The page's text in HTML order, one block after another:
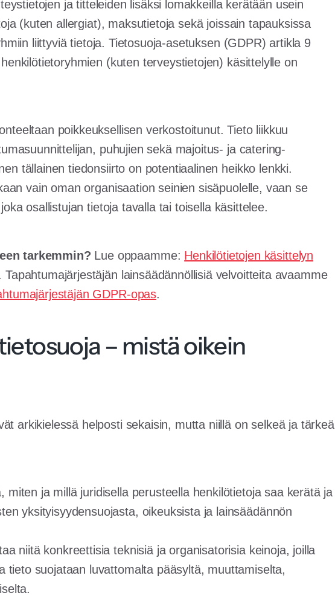
ja titteleiden lisäksi lomakkeilla kerätään usein
(kuten allergiat), maksutietoja sekä joissain tapauksissa
liittyviä tietoja. Tietosuoja-asetuksen (GDPR) artikla 9
(kuten terveystietojen) käsittelylle on
poikkeuksellisen verkostoitunut. Tieto liikkuu
puhujien sekä majoitus- ja catering-
tällainen tiedonsiirto on potentiaalinen heikko lenkki.
vain oman organisaation seinien sisäpuolelle, vaan se
osallistujan tietoja tavalla tai toisella käsittelee.
tarkemmin? Lue oppaamme: Henkilötietojen käsittelyn
Tapahtumajärjestäjän lainsäädännöllisiä velvoitteita avaamme
GDPR-opas.
– mistä oikein
arkikielessä helposti sekaisin, mutta niillä on selkeä ja tärkeä
miten ja millä juridisella perusteella henkilötietoja saa kerätä ja
yksityisyydensuojasta, oikeuksista ja lainsäädännön
niitä konkreettisia teknisiä ja organisatorisia keinoja, joilla
tieto suojataan luvattomalta pääsyltä, muuttamiselta,